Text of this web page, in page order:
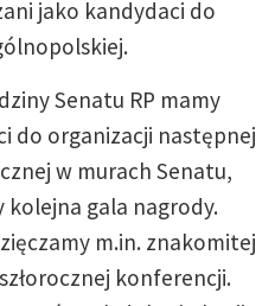
jako kandydaci do
Senatu RP mamy
do organizacji następnej
w murach Senatu,
kolejna gala nagrody.
m.in. znakomitej
konferencji.